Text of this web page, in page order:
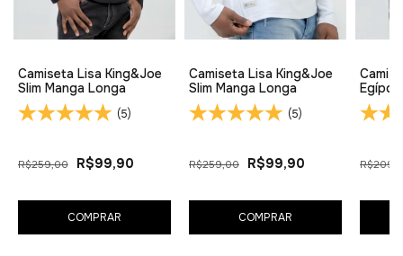
Camiseta Lisa King&Joe
Slim Manga Longa
(5)
R$259,00 R$99,90
COMPRAR
Camiseta Lisa King&Joe
Slim Manga Longa
(5)
R$259,00 R$99,90
COMPRAR